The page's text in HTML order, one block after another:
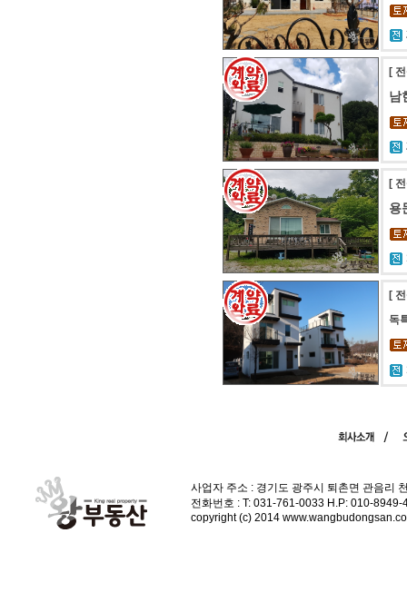
[
남
[
용
[
독
사업자 주소 : 경기도 광주시 퇴촌면 관음리
전화번호 : T: 031-761-0033 H.P: 010-
copyright (c) 2014